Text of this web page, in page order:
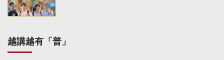
越講越有「普」